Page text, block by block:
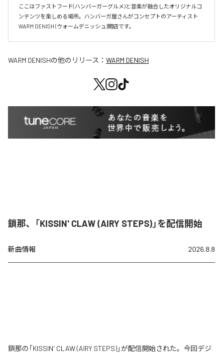
ここはファストフード(ハンバーガーグルメ)と音楽が融合したオリジナルコ
ンテンツを楽しめる場所。ハンバーガ屋さんがコンセプトのアーティスト
WARM DENISH (ウォームデニッシュ)開店です。
WARM DENISHの他のリリース： WARM DENISH
鎖那、「KISSIN' CLAW (AIRY STEPS)」を配信開始
新曲情報 2026.8.8
鎖那の「KISSIN' CLAW (AIRY STEPS)」が配信開始された。今回デジ